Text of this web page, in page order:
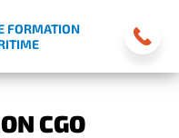
FORMATION
CGO